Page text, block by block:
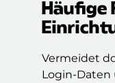
Häufige
Vermeidet
Login-Daten